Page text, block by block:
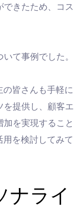
きたため、コス
て事例でした。
皆さんも手軽に
を提供し、顧客エ
を実現すること
を検討してみて
ナライ